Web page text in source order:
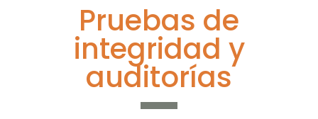
Pruebas de
integridad y
auditorías